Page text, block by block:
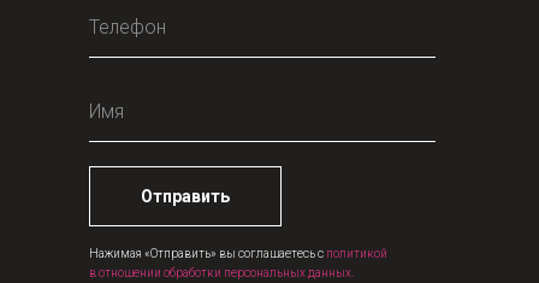
Отправить
Нажимая «Отправить» вы соглашаетесь с политикой
в отношении обработки персональных данных.